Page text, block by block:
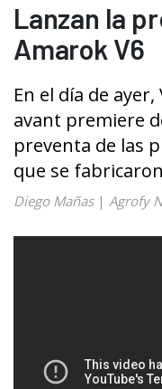
Lanzan la
Amarok V6
En el día de
avant premiere
preventa de las
que se
Diego Mañas| Agrofy